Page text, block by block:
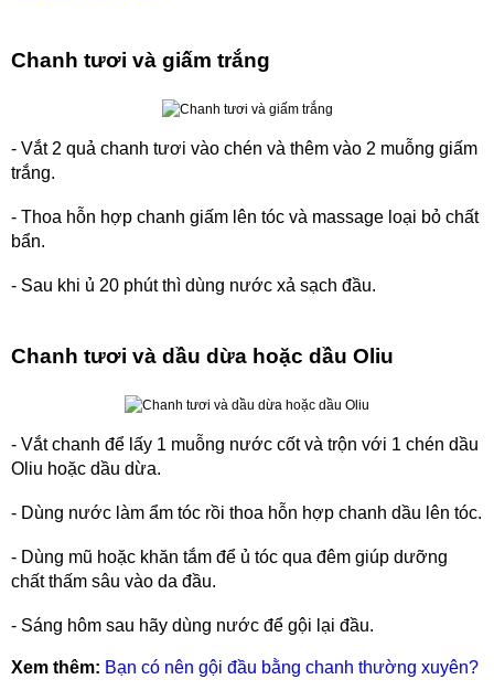
Chanh tươi và giấm trắng
- Vắt 2 quả chanh tươi vào chén và thêm vào 2 muỗng giấm
trắng.
- Thoa hỗn hợp chanh giấm lên tóc và massage loại bỏ chất
bẩn.
- Sau khi ủ 20 phút thì dùng nước xả sạch đầu.
Chanh tươi và dầu dừa hoặc dầu Oliu
- Vắt chanh để lấy 1 muỗng nước cốt và trộn với 1 chén dầu
Oliu hoặc dầu dừa.
- Dùng nước làm ẩm tóc rồi thoa hỗn hợp chanh dầu lên tóc.
- Dùng mũ hoặc khăn tắm để ủ tóc qua đêm giúp dưỡng
chất thấm sâu vào da đầu.
- Sáng hôm sau hãy dùng nước để gội lại đầu.
Xem thêm: Bạn có nên gội đầu bằng chanh thường xuyên?